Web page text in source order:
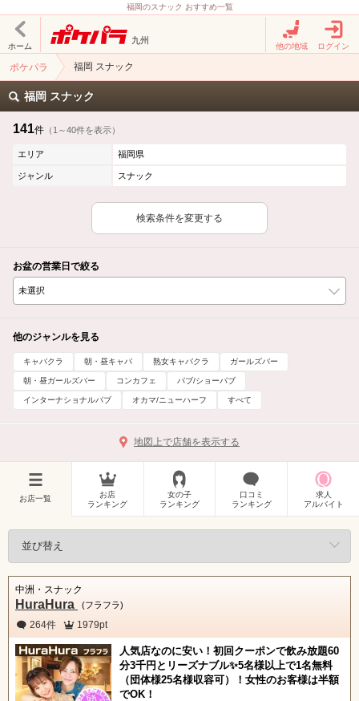
福岡のスナック おすすめ一覧
ホーム
九州
他の地域 ログイン
ポケパラ 福岡 スナック
福岡 スナック
141件 （1～40件を表示）
エリア 福岡県
ジャンル スナック
検索条件を変更する
お盆の営業日で絞る
他のジャンルを見る
キャバクラ 朝・昼キャバ 熟女キャバクラ ガールズバー
朝・昼ガールズバー コンカフェ パブ/ショーパブ
インターナショナルパブ オカマ/ニューハーフ すべて
地図上で店舗を表示する
お店一覧
お店
ランキング
女の子
ランキング
口コミ
ランキング
求人
アルバイト
中洲・スナック
HuraHura (フラフラ)
264件 1979pt
人気店なのに安い！初回クーポンで飲み放題60
分3千円とリーズナブル✨5名様以上で1名無料
（団体様25名様収容可）！女性のお客様は半額
でOK！